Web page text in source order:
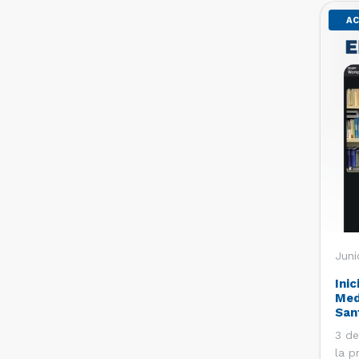
3
la